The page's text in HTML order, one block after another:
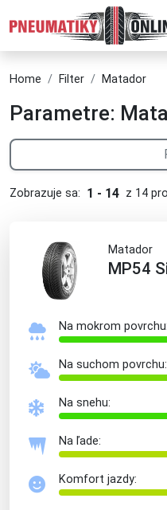
Home Filter Matador
Parametre:
Zobrazuje sa: 1 - 14 z 14
Matador
MP54
Na mokrom povrchu:
Na suchom povrchu:
Na snehu:
Na ľade:
Komfort jazdy: